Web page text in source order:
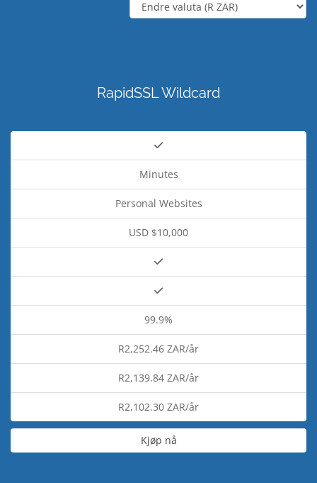
RapidSSL Wildcard
Minutes
Personal Websites
USD $10,000
99.9%
R2,252.46 ZAR/år
R2,139.84 ZAR/år
R2,102.30 ZAR/år
Kjøp nå